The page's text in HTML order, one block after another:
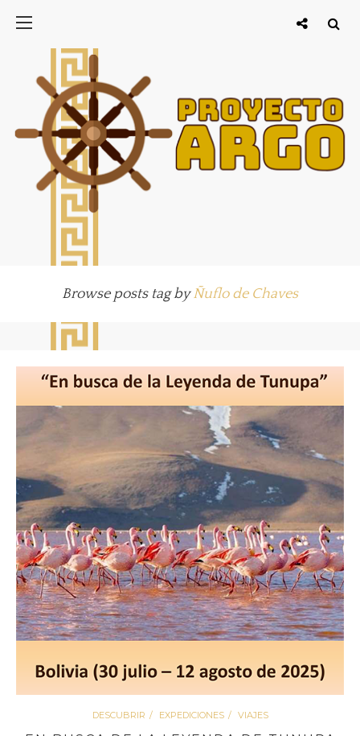
Browse posts tag byÑuflo de Chaves
DESCUBRIR EXPEDICIONES VIAJES